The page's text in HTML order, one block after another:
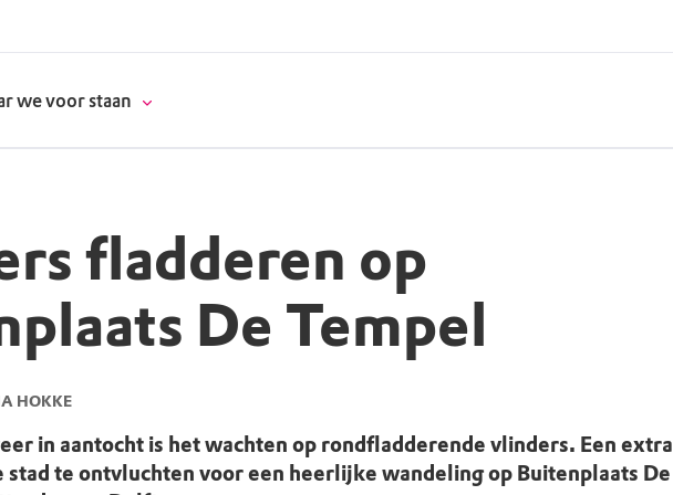
we voor staan
fladderen op
De Tempel
HOKKE
in aantocht is het wachten op rondfladderende vlinders. Een extra
stad te ontvluchten voor een heerlijke wandeling op Buitenplaats De